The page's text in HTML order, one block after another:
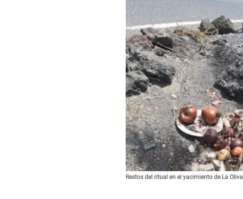
Restos del ritual en el yacimiento de La Oliva